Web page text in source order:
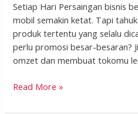
Setiap Hari Persaingan bisnis
mobil semakin ketat. Tapi
produk tertentu yang selalu
perlu promosi besar-besaran?
omzet dan membuat tokomu
Read More »